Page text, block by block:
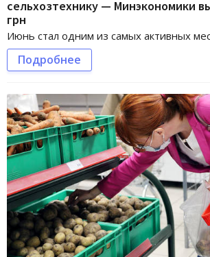
сельхозтехнику — Минэкономики
грн
Июнь стал одним из самых активных
Подробнее